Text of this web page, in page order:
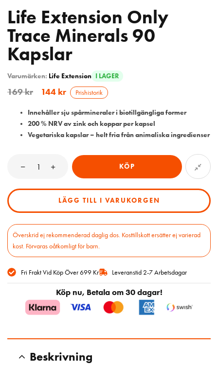
Life Extension Only
Trace Minerals 90
Kapslar
Varumärken: Life Extension I LAGER
169kr 144 kr Prishistorik
Innehåller sju spårmineraler i biotillgängliga former
200 % NRV av zink och koppar per kapsel
Vegetariska kapslar – helt fria från animaliska ingredienser
KÖP
LÄGG TILL I VARUKORGEN
Överskrid ej rekommenderad daglig dos. Kosttillskott ersätter ej varierad
kost. Förvaras oåtkomligt för barn.
Fri Frakt Vid Köp Över 699 Kr Leveranstid 2-7 Arbetsdagar
Köp nu, Betala om 30 dagar!
Beskrivning